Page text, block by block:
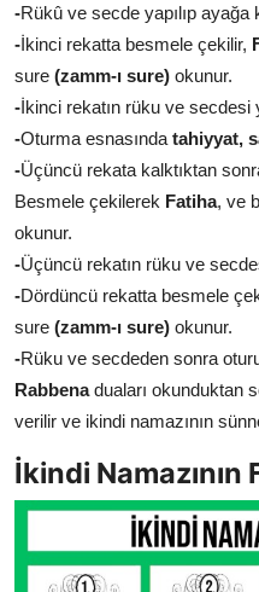
-Rükû ve secde yapılıp ayağa
-İkinci rekatta besmele çekilir,
sure (zamm-ı sure) okunur.
-İkinci rekatın rüku ve secdesi
-Oturma esnasında tahiyyat,
-Üçüncü rekata kalktıktan
Besmele çekilerek Fatiha, ve
okunur.
-Üçüncü rekatın rüku ve
-Dördüncü rekatta besmele
sure (zamm-ı sure) okunur.
-Rüku ve secdeden sonra
Rabbenaduaları okunduktan
verilir ve ikindi namazının
İkindi Namazının